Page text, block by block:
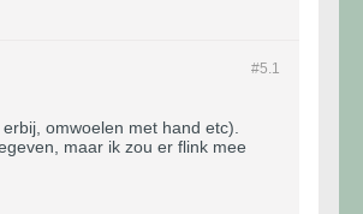
#5. 1
omwoelen met hand etc).
maar ik zou er flink mee